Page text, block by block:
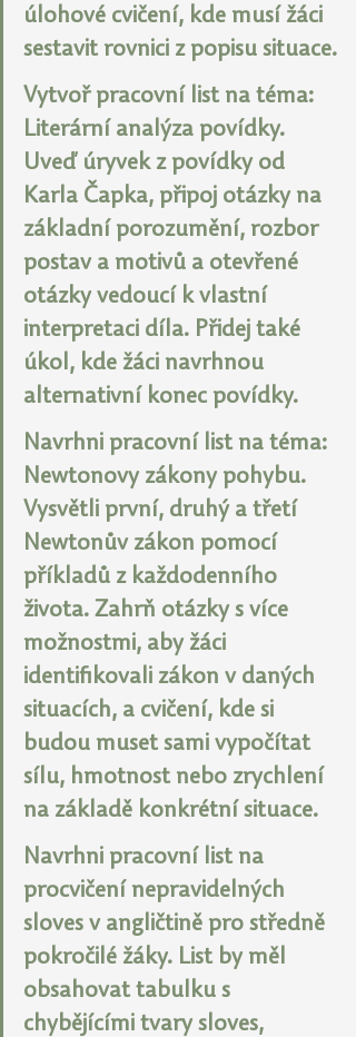
úlohové cvičení, kde musí žáci
sestavit rovnici z popisu situace.
Vytvoř pracovní list na téma:
Literární analýza povídky.
Uveď úryvek z povídky od
Karla Čapka, připoj otázky na
základní porozumění, rozbor
postav a motivů a otevřené
otázky vedoucí k vlastní
interpretaci díla. Přidej také
úkol, kde žáci navrhnou
alternativní konec povídky.
Navrhni pracovní list na téma:
Newtonovy zákony pohybu.
Vysvětli první, druhý a třetí
Newtonův zákon pomocí
příkladů z každodenního
života. Zahrň otázky s více
možnostmi, aby žáci
identifikovali zákon v daných
situacích, a cvičení, kde si
budou muset sami vypočítat
sílu, hmotnost nebo zrychlení
na základě konkrétní situace.
Navrhni pracovní list na
procvičení nepravidelných
sloves v angličtině pro středně
pokročilé žáky. List by měl
obsahovat tabulku s
chybějícími tvary sloves,